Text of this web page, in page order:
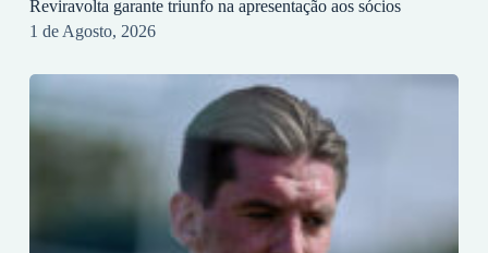
Reviravolta garante triunfo na apresentação aos sócios
1 de Agosto, 2026